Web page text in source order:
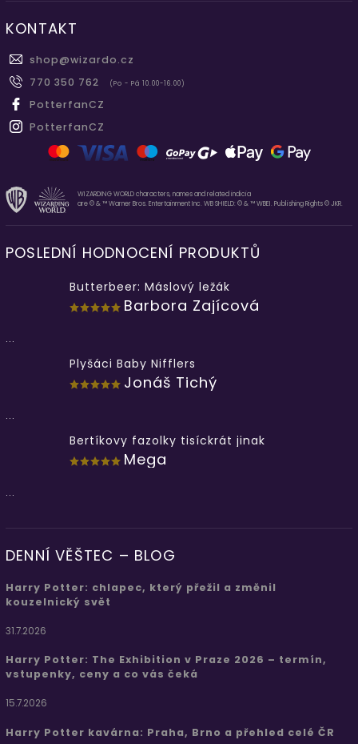
KONTAKT
shop@wizardo.cz
770 350 762
(Po - Pá 10.00-16.00)
PotterfanCZ
PotterfanCZ
WIZARDING WORLD characters, names and related indicia
are © & ™ Warner Bros. Entertainment Inc. WB SHIELD: © & ™ WBEI. Publishing Rights © JKR.
POSLEDNÍ HODNOCENÍ PRODUKTŮ
Butterbeer: Máslový ležák
Barbora Zajícová
...
Plyšáci Baby Nifflers
Jonáš Tichý
...
Bertíkovy fazolky tisíckrát jinak
Mega
...
DENNÍ VĚŠTEC – BLOG
Harry Potter: chlapec, který přežil a změnil
kouzelnický svět
31.7.2026
Harry Potter: The Exhibition v Praze 2026 – termín,
vstupenky, ceny a co vás čeká
15.7.2026
Harry Potter kavárna: Praha, Brno a přehled celé ČR